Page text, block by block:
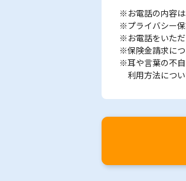
※お電話の内容は
※プライバシー保
※お電話をいただ
※保険金請求につ
※耳や言葉の不自
利用方法につい